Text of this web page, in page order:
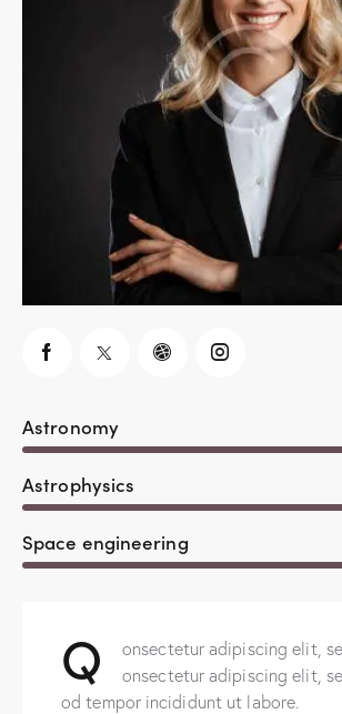
Astronomy
Astrophysics
Space engineering
Q
onsectetur adipiscing elit,
onsectetur adipiscing elit,
od tempor incididunt ut labore.